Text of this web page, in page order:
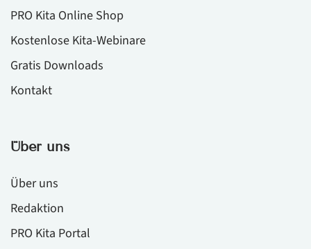
PRO Kita Online Shop
Kostenlose Kita-Webinare
Gratis Downloads
Kontakt
Über uns
Über uns
Redaktion
PRO Kita Portal